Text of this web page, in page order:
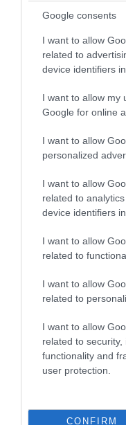
Google consents
I want to allow
related to
device identifiers
I want to allow my
Google for online
I want to allow
personalized
I want to allow
related to
device identifiers
I want to allow
related to
I want to allow
related to
I want to allow
related to
functionality and
user protection.
CONFIRM
Οι
σόκαραν τον
02.08.2026 | 20:16